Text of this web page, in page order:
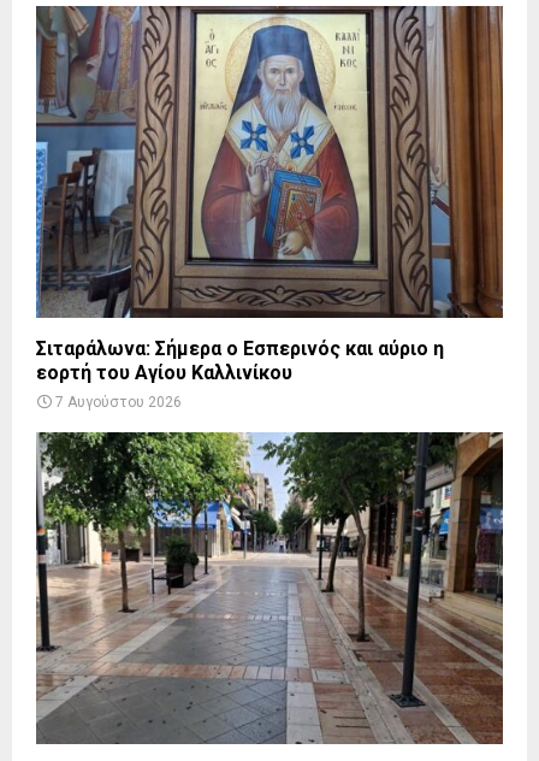
Σιταράλωνα: Σήμερα ο Εσπερινός και αύριο η
εορτή του Αγίου Καλλινίκου
7 Αυγούστου 2026